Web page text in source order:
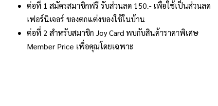
ต่อที่ 1 สมัครสมาชิกฟรี รับส่วนลด 150.- เพื่อใช้เป็นส่วนลด
เฟอร์นิเจอร์ ของตกแต่งของใช้ในบ้าน
ต่อที่ 2 สำหรับสมาชิก Joy Card พบกับสินค้าราคาพิเศษ
Member Price เพื่อคุณโดยเฉพาะ